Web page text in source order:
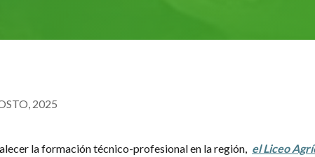
2025
la formación técnico-profesional en la región, el Liceo